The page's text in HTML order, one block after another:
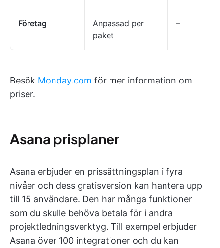
Företag
Anpassad per
paket
–
Besök Monday.com för mer information om
priser.
Asana prisplaner
Asana erbjuder en prissättningsplan i fyra
nivåer och dess gratisversion kan hantera upp
till 15 användare. Den har många funktioner
som du skulle behöva betala för i andra
projektledningsverktyg. Till exempel erbjuder
Asana över 100 integrationer och du kan